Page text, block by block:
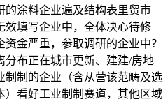
的涂料企业遍及结构表里贸市
效填写企业中，全体决心待修
金严重，参取调研的企业中？
分布正在城市更新、建建/房地
制制的企业（含从营该范畴及选
）看好工业制制赛道，其他区域